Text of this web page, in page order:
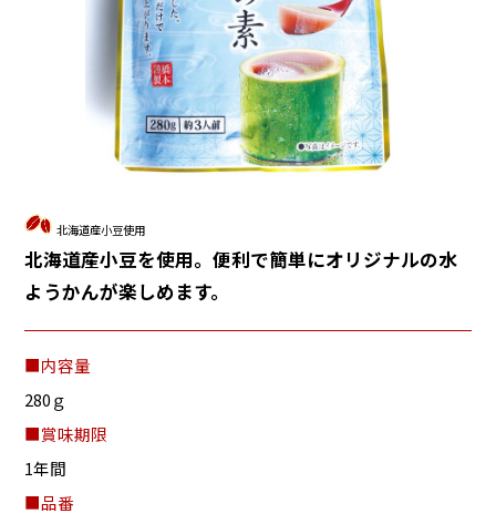
北海道産小豆使用
北海道産小豆を使用。便利で簡単にオリジナルの水
ようかんが楽しめます。
■内容量
280ｇ
■賞味期限
1年間
■品番